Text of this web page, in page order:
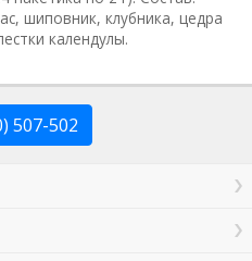
шиповник, клубника, цедра
календулы.
507-502